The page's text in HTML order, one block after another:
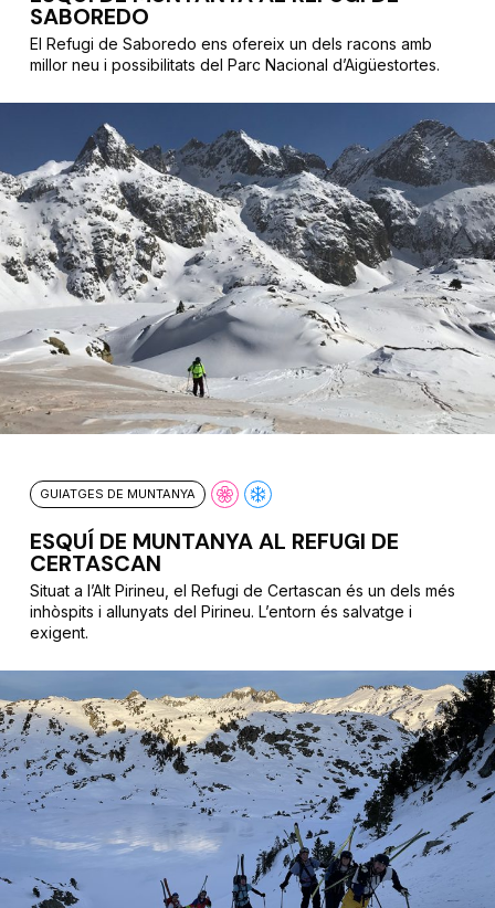
SABOREDO
El Refugi de Saboredo ens ofereix un dels racons amb
millor neu i possibilitats del Parc Nacional d’Aigüestortes.
GUIATGES DE MUNTANYA
ESQUÍ DE MUNTANYA AL REFUGI DE
CERTASCAN
Situat a l’Alt Pirineu, el Refugi de Certascan és un dels més
inhòspits i allunyats del Pirineu. L’entorn és salvatge i
exigent.